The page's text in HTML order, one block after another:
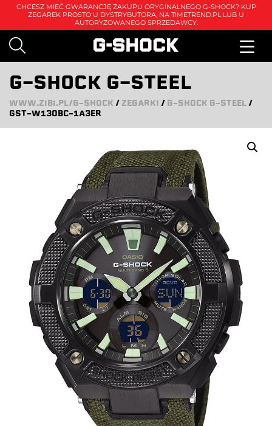
CHCESZ MIEĆ GWARANCJĘ ZAKUPU ORYGINALNEGO G-SHOCK? KUP
ZEGAREK PROSTO U DYSTRYBUTORA, NA TIMETREND.PL LUB U
AUTORYZOWANEGO SPRZEDAWCY.
G-SHOCK G-STEEL
WWW.ZIBI.PL/G-SHOCK / ZEGARKI / G-SHOCK G-STEEL/
GST-W130BC-1A3ER